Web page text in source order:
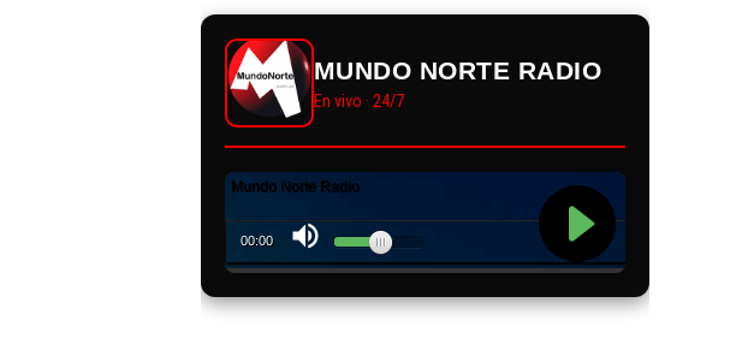
MUNDO NORTE RADIO
En vivo · 24/7